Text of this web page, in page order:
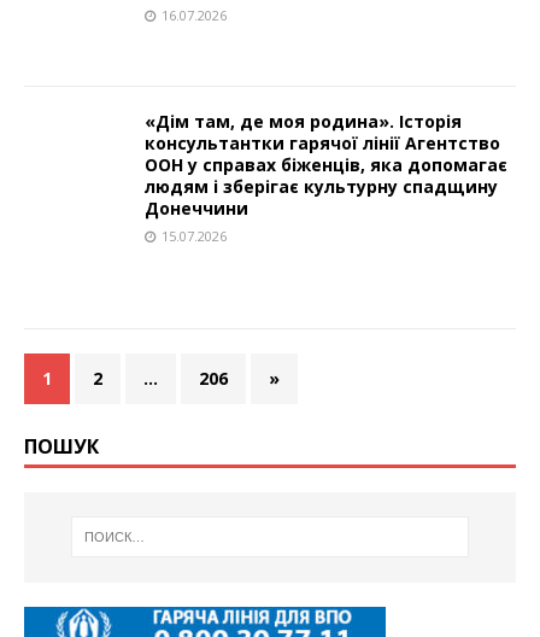
16.07.2026
«Дім там, де моя родина». Історія
консультантки гарячої лінії Агентство
ООН у справах біженців, яка допомагає
людям і зберігає культурну спадщину
Донеччини
15.07.2026
1 2 … 206 »
ПОШУК